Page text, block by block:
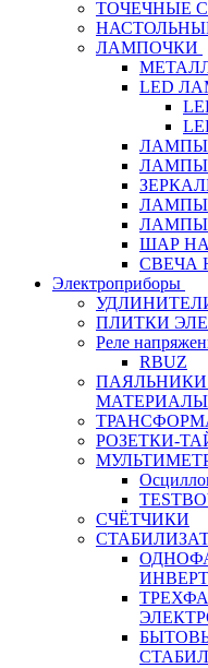
ТОЧЕЧНЫЕ
ЛАМПОЧКИ
LED
ЛАМПЫ
ЛАМПЫ
ЛАМПЫ
ШАР
СВЕЧА
Электроприборы
ПЛИТКИ
Реле
RBUZ
МАТЕРИАЛЫ
РОЗЕТКИ-
СЧЁТЧИКИ